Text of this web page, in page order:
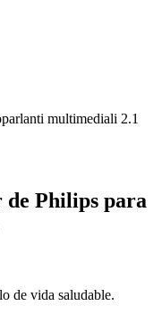
multimediali 2.1
de Philips para
de vida saludable.